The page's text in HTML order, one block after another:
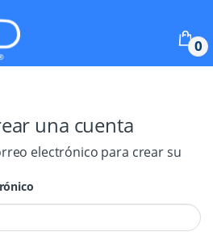
0
una cuenta
electrónico para crear su